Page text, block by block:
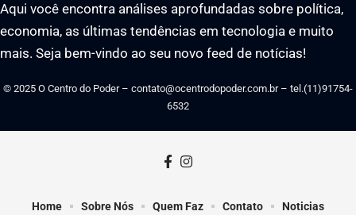
Aqui você encontra análises aprofundadas sobre política,
economia, as últimas tendências em tecnologia e muito
mais. Seja bem-vindo ao seu novo feed de notícias!
© 2025 O Centro do Poder – contato@ocentrodopoder.com.br– tel.(11)91754-
6532
Home Sobre Nós Quem Faz Contato Noticias